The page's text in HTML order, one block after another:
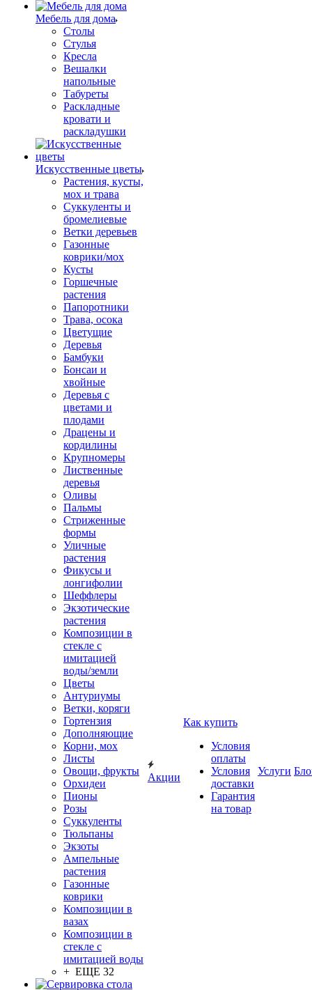
Мебель для дома
Столы
Стулья
Кресла
Вешалки
напольные
Табуреты
Раскладные
кровати и
раскладушки
Искусственные цветы
Растения, кусты,
мох и трава
Суккуленты и
бромелиевые
Ветки деревьев
Газонные
коврики/мох
Кусты
Горшечные
растения
Папоротники
Трава, осока
Цветущие
Деревья
Бамбуки
Бонсаи и
хвойные
Деревья с
цветами и
плодами
Драцены и
кордилины
Крупномеры
Лиственные
деревья
Оливы
Пальмы
Стриженные
формы
Уличные
растения
Фикусы и
лонгифолии
Шеффлеры
Экзотические
растения
Композиции в
стекле с
имитацией
воды/земли
Цветы
Антуриумы
Ветки, коряги
Гортензия
Дополняющие
Корни, мох
Листы
Овощи, фрукты
Орхидеи
Пионы
Розы
Суккуленты
Тюльпаны
Экзоты
Ампельные
растения
Газонные
коврики
Композиции в
вазах
Композиции в
стекле с
имитацией воды
+ ЕЩЕ 32
Акции
Как купить
Условия
оплаты
Условия
доставки
Гарантия
на товар
Услуги